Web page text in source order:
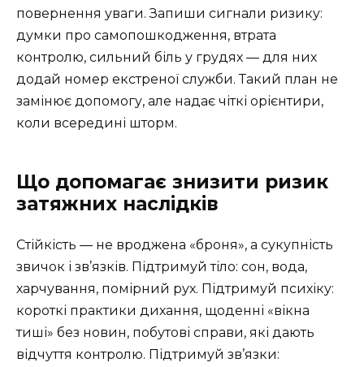
повернення уваги. Запиши сигнали ризику:
думки про самопошкодження, втрата
контролю, сильний біль у грудях — для них
додай номер екстреної служби. Такий план не
замінює допомогу, але надає чіткі орієнтири,
коли всередині шторм.
Що допомагає знизити ризик
затяжних наслідків
Стійкість — не вроджена «броня», а сукупність
звичок і зв’язків. Підтримуй тіло: сон, вода,
харчування, помірний рух. Підтримуй психіку:
короткі практики дихання, щоденні «вікна
тиші» без новин, побутові справи, які дають
відчуття контролю. Підтримуй зв’язки: